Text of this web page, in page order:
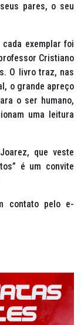
pares, o seu
exemplar foi
Cristiano
O livro traz, nas
o grande apreço
o ser humano,
uma leitura
que veste
é um convite
contato pelo e-